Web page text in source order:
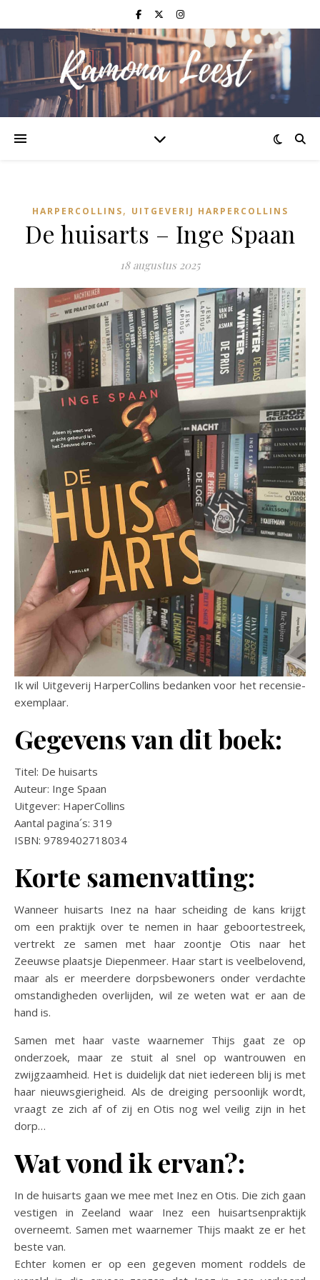
HARPERCOLLINS, UITGEVERIJ HARPERCOLLINS
De huisarts – Inge Spaan
18 augustus 2025
Ik wil Uitgeverij HarperCollins bedanken voor het recensie-
exemplaar.
Gegevens van dit boek:
Titel: De huisarts
Auteur: Inge Spaan
Uitgever: HaperCollins
Aantal pagina´s: 319
ISBN: 9789402718034
Korte samenvatting:
Wanneer huisarts Inez na haar scheiding de kans krijgt
om een praktijk over te nemen in haar geboortestreek,
vertrekt ze samen met haar zoontje Otis naar het
Zeeuwse plaatsje Diepenmeer. Haar start is veelbelovend,
maar als er meerdere dorpsbewoners onder verdachte
omstandigheden overlijden, wil ze weten wat er aan de
hand is.
Samen met haar vaste waarnemer Thijs gaat ze op
onderzoek, maar ze stuit al snel op wantrouwen en
zwijgzaamheid. Het is duidelijk dat niet iedereen blij is met
haar nieuwsgierigheid. Als de dreiging persoonlijk wordt,
vraagt ze zich af of zij en Otis nog wel veilig zijn in het
dorp…
Wat vond ik ervan?:
In de huisarts gaan we mee met Inez en Otis. Die zich gaan
vestigen in Zeeland waar Inez een huisartsenpraktijk
overneemt. Samen met waarnemer Thijs maakt ze er het
beste van.
Echter komen er op een gegeven moment roddels de